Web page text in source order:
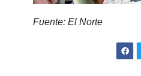
Fuente: El Norte